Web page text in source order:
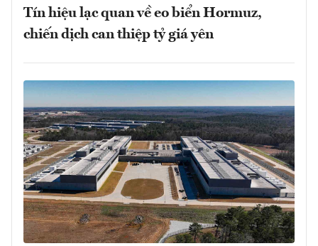
Tín hiệu lạc quan về eo biển Hormuz,
chiến dịch can thiệp tỷ giá yên